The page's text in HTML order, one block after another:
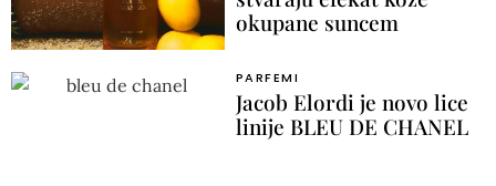
okupane suncem
PARFEMI
Jacob Elordi je novo lice
linije BLEU DE CHANEL